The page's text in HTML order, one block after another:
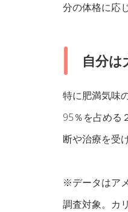
分の体格に応
自分は
特に肥満気味
95％を占める
断や治療を受
※データはア
調査対象。カ